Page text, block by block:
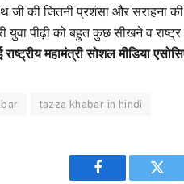
जी की जितनी प्रशंसा और सराहना
युवा पीढ़ी को बहुत कुछ सीखने व
महामंत्री सोशल मीडिया
tazza khabar in hindi
Facebook